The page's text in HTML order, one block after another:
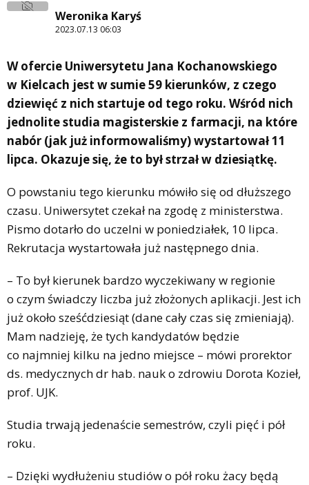
Weronika Karyś
2023.07.13 06:03
W ofercie Uniwersytetu Jana Kochanowskiego
w Kielcach jest w sumie 59 kierunków, z czego
dziewięć z nich startuje od tego roku. Wśród nich
jednolite studia magisterskie z farmacji, na które
nabór (jak już informowaliśmy) wystartował 11
lipca. Okazuje się, że to był strzał w dziesiątkę.
O powstaniu tego kierunku mówiło się od dłuższego
czasu. Uniwersytet czekał na zgodę z ministerstwa.
Pismo dotarło do uczelni w poniedziałek, 10 lipca.
Rekrutacja wystartowała już następnego dnia.
– To był kierunek bardzo wyczekiwany w regionie
o czym świadczy liczba już złożonych aplikacji. Jest ich
już około sześćdziesiąt (dane cały czas się zmieniają).
Mam nadzieję, że tych kandydatów będzie
co najmniej kilku na jedno miejsce – mówi prorektor
ds. medycznych dr hab. nauk o zdrowiu Dorota Kozieł,
prof. UJK.
Studia trwają jedenaście semestrów, czyli pięć i pół
roku.
– Dzięki wydłużeniu studiów o pół roku żacy będą